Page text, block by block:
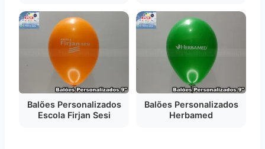
Balões Personalizados
Escola Firjan Sesi
Balões Personalizados
Herbamed